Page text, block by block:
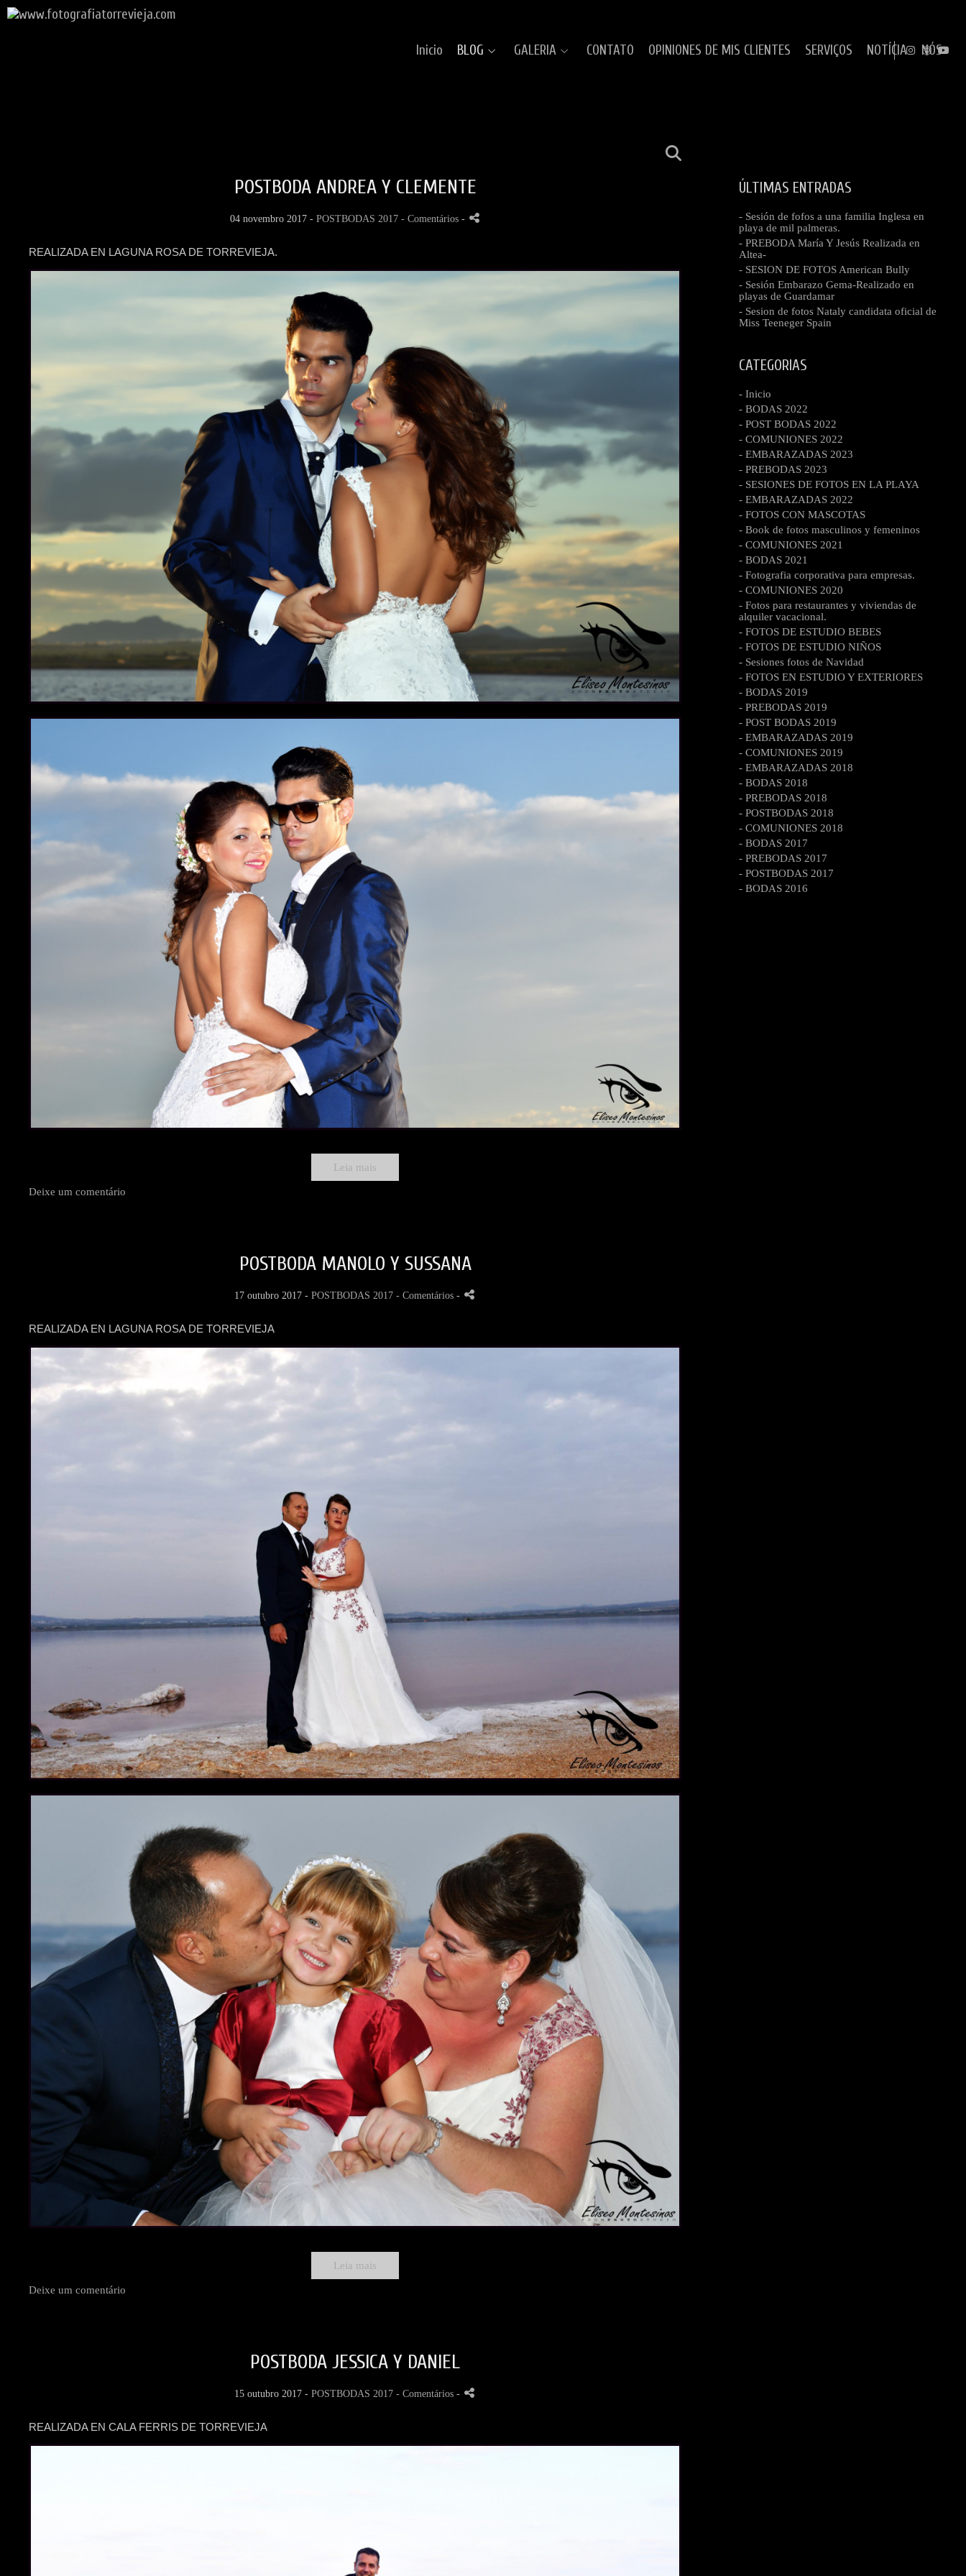
Inicio BLOG GALERIA CONTATO OPINIONES DE MIS CLIENTES SERVIÇOS NOTÍCIA NÓS
POSTBODA ANDREA Y CLEMENTE
04 novembro 2017 - POSTBODAS 2017 - Comentários -
REALIZADA EN LAGUNA ROSA DE TORREVIEJA.
Leia mais
Deixe um comentário
POSTBODA MANOLO Y SUSSANA
17 outubro 2017 - POSTBODAS 2017 - Comentários -
REALIZADA EN LAGUNA ROSA DE TORREVIEJA
Leia mais
Deixe um comentário
POSTBODA JESSICA Y DANIEL
15 outubro 2017 - POSTBODAS 2017 - Comentários -
REALIZADA EN CALA FERRIS DE TORREVIEJA
ÚLTIMAS ENTRADAS
- Sesión de fofos a una familia Inglesa en
playa de mil palmeras.
- PREBODA María Y Jesús Realizada en
Altea-
- SESION DE FOTOS American Bully
- Sesión Embarazo Gema-Realizado en
playas de Guardamar
- Sesion de fotos Nataly candidata oficial de
Miss Teeneger Spain
CATEGORIAS
- Inicio
- BODAS 2022
- POST BODAS 2022
- COMUNIONES 2022
- EMBARAZADAS 2023
- PREBODAS 2023
- SESIONES DE FOTOS EN LA PLAYA
- EMBARAZADAS 2022
- FOTOS CON MASCOTAS
- Book de fotos masculinos y femeninos
- COMUNIONES 2021
- BODAS 2021
- Fotografia corporativa para empresas.
- COMUNIONES 2020
- Fotos para restaurantes y viviendas de
alquiler vacacional.
- FOTOS DE ESTUDIO BEBES
- FOTOS DE ESTUDIO NIÑOS
- Sesiones fotos de Navidad
- FOTOS EN ESTUDIO Y EXTERIORES
- BODAS 2019
- PREBODAS 2019
- POST BODAS 2019
- EMBARAZADAS 2019
- COMUNIONES 2019
- EMBARAZADAS 2018
- BODAS 2018
- PREBODAS 2018
- POSTBODAS 2018
- COMUNIONES 2018
- BODAS 2017
- PREBODAS 2017
- POSTBODAS 2017
- BODAS 2016